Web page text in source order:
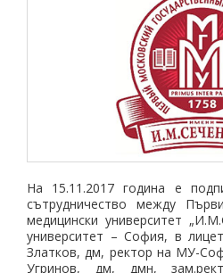
На 15.11.2017 година е
сътрудничество между
медицински университет
университет – София, в
Златков, дм, ректор на МУ-
Угринов, дм, дмн,